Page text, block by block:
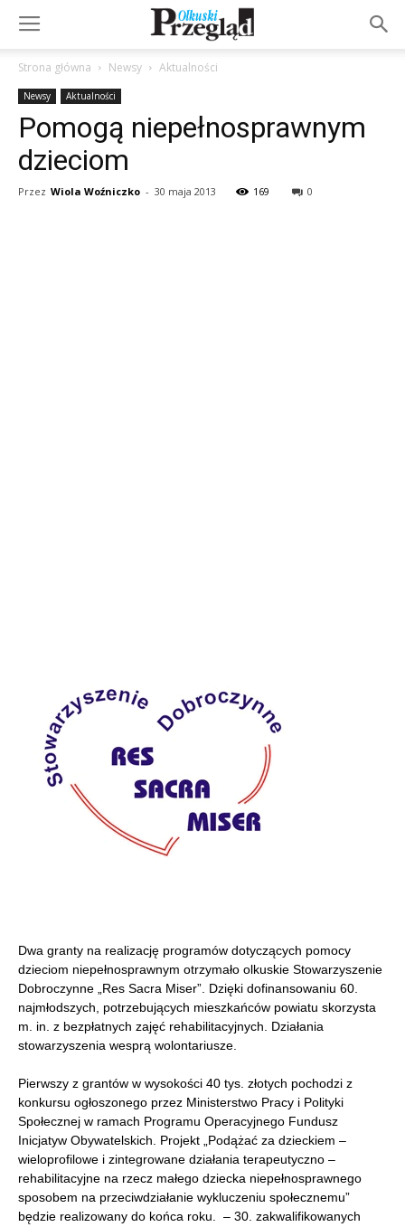
Strona główna Newsy Aktualności
Newsy Aktualności
Pomogą niepełnosprawnym
dzieciom
Przez Wiola Woźniczko - 30 maja 2013 169 0
Dwa granty na realizację programów dotyczących pomocy
dzieciom niepełnosprawnym otrzymało olkuskie Stowarzyszenie
Dobroczynne „Res Sacra Miser”. Dzięki dofinansowaniu 60.
najmłodszych, potrzebujących mieszkańców powiatu skorzysta
m. in. z bezpłatnych zajęć rehabilitacyjnych. Działania
stowarzyszenia wesprą wolontariusze.
Pierwszy z grantów w wysokości 40 tys. złotych pochodzi z
konkursu ogłoszonego przez Ministerstwo Pracy i Polityki
Społecznej w ramach Programu Operacyjnego Fundusz
Inicjatyw Obywatelskich. Projekt „Podążać za dzieckiem –
wieloprofilowe i zintegrowane działania terapeutyczno –
rehabilitacyjne na rzecz małego dziecka niepełnosprawnego
sposobem na przeciwdziałanie wykluczeniu społecznemu”
będzie realizowany do końca roku. – 30. zakwalifikowanych